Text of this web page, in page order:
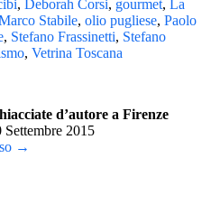
, Deborah Corsi, gourmet, La
Stabile, olio pugliese, Paolo
, Stefano Frassinetti, Stefano
, Vetrina Toscana
d’autore a Firenze
Settembre 2015
→